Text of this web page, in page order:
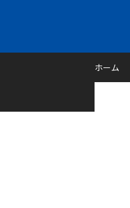
ホーム